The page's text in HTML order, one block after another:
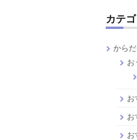
カテ
から
お
お
お
お